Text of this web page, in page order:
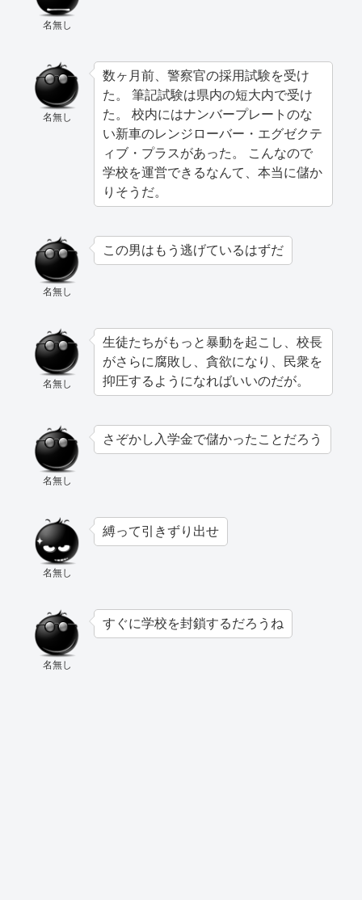
名無し
名無し
数ヶ月前、警察官の採用試験を受け
た。 筆記試験は県内の短大内で受け
た。 校内にはナンバープレートのな
い新車のレンジローバー・エグゼクテ
ィブ・プラスがあった。 こんなので
学校を運営できるなんて、本当に儲か
りそうだ。
名無し
この男はもう逃げているはずだ
名無し
生徒たちがもっと暴動を起こし、校長
がさらに腐敗し、貪欲になり、民衆を
抑圧するようになればいいのだが。
名無し
さぞかし入学金で儲かったことだろう
名無し
縛って引きずり出せ
名無し
すぐに学校を封鎖するだろうね